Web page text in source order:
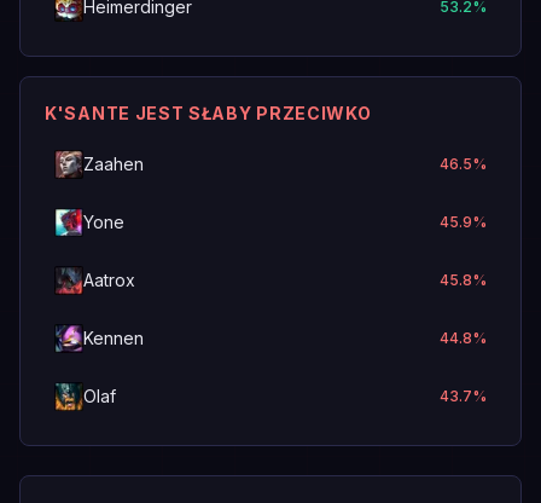
Heimerdinger 53.2%
K'SANTE JEST SŁABY PRZECIWKO
Zaahen 46.5%
Yone 45.9%
Aatrox 45.8%
Kennen 44.8%
Olaf 43.7%